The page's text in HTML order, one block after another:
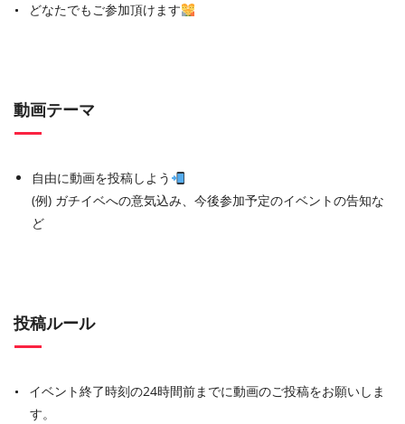
どなたでもご参加頂けます
動画テーマ
自由に動画を投稿しよう
(例) ガチイベへの意気込み、今後参加予定のイベントの告知な
ど
投稿ルール
イベント終了時刻の24時間前までに動画のご投稿をお願いしま
す。